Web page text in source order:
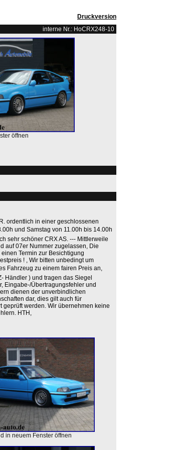
Druckversion
interne Nr.: HoCRX248-10
öffnen
ordentlich in einer geschlossenen
und Samstag von 11.00h bis 14.00h
sehr schöner CRX AS. --- Mittlerweile
auf 07er Nummer zugelassen, Die
Termin zur Besichtigung
! , Wir bitten unbedingt um
Fahrzeug zu einem fairen Preis an,
Händler ) und tragen das Siegel
Eingabe-/Übertragungsfehler und
dienen der unverbindlichen
dar, dies gilt auch für
geprüft werden. Wir übernehmen keine
HTH,
in neuem Fenster öffnen